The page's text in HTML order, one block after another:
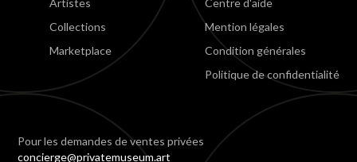
Artistes
Collections
Marketplace
Centre d'aide
Mention légales
Condition générales
Politique de confidentialité
Pour les demandes de ventes privées
concierge@privatemuseum.art